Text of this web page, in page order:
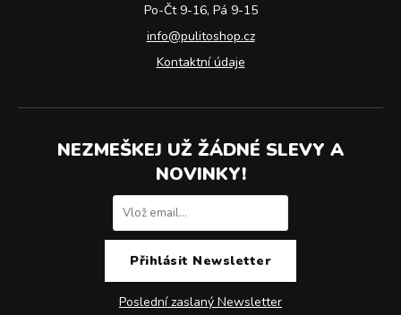
Po-Čt 9-16, Pá 9-15
info@pulitoshop.cz
Kontaktní údaje
NEZMEŠKEJ UŽ ŽÁDNÉ SLEVY A
NOVINKY!
Poslední zaslaný Newsletter